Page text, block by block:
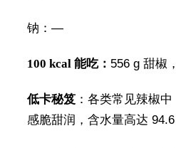
钠：—
100 kcal 能吃： 556 g 甜椒
低卡秘笈：各类常见辣椒中
感脆甜润，含水量高达